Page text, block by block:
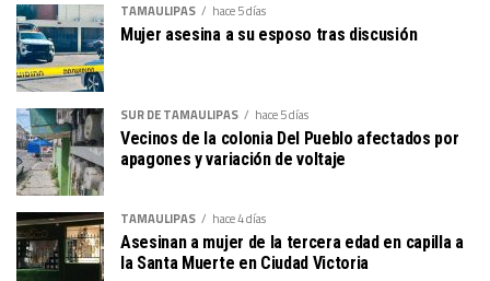
TAMAULIPAS hace 5 días
Mujer asesina a su esposo tras discusión
SUR DE TAMAULIPAS hace 5 días
Vecinos de la colonia Del Pueblo afectados por
apagones y variación de voltaje
TAMAULIPAS hace 4 días
Asesinan a mujer de la tercera edad en capilla a
la Santa Muerte en Ciudad Victoria